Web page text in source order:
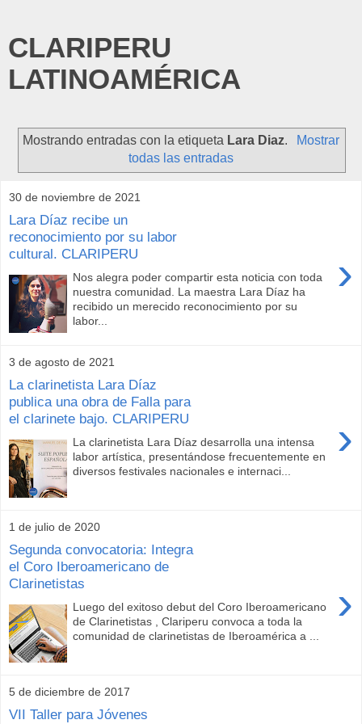
CLARIPERU
LATINOAMÉRICA
Mostrando entradas con la etiqueta Lara Diaz.
Mostrar
todas las entradas
30 de noviembre de 2021
Lara Díaz recibe un
reconocimiento por su labor
cultural. CLARIPERU
›
Nos alegra poder compartir esta noticia con toda
nuestra comunidad. La maestra Lara Díaz ha
recibido un merecido reconocimiento por su
labor...
3 de agosto de 2021
La clarinetista Lara Díaz
publica una obra de Falla para
el clarinete bajo. CLARIPERU
›
La clarinetista Lara Díaz desarrolla una intensa
labor artística, presentándose frecuentemente en
diversos festivales nacionales e internaci...
1 de julio de 2020
Segunda convocatoria: Integra
el Coro Iberoamericano de
Clarinetistas
›
Luego del exitoso debut del Coro Iberoamericano
de Clarinetistas , Clariperu convoca a toda la
comunidad de clarinetistas de Iberoamérica a ...
5 de diciembre de 2017
VII Taller para Jóvenes